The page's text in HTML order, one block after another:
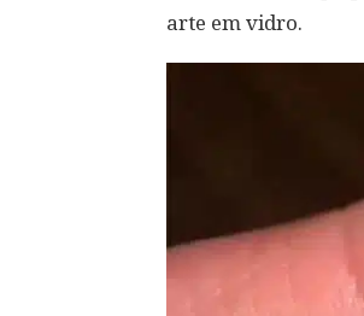
arte em vidro.